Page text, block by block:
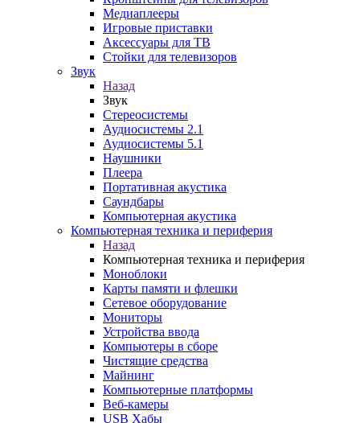
Медиаплееры
Игровые приставки
Аксессуары для ТВ
Стойки для телевизоров
Звук
Назад
Звук
Стереосистемы
Аудиосистемы 2.1
Аудиосистемы 5.1
Наушники
Плеера
Портативная акустика
Саундбары
Компьютерная акустика
Компьютерная техника и периферия
Назад
Компьютерная техника и периферия
Моноблоки
Карты памяти и флешки
Сетевое оборудование
Мониторы
Устройства ввода
Компьютеры в сборе
Чистящие средства
Майнинг
Компьютерные платформы
Веб-камеры
USB Хабы